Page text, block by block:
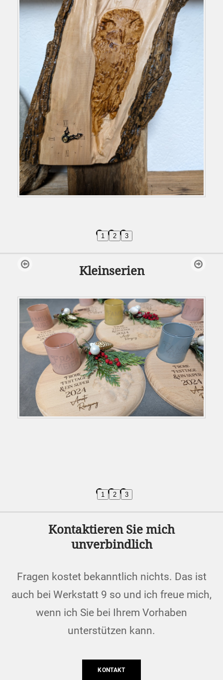
1 2 3
Kleinserien
1 2 3
Kontaktieren Sie mich
unverbindlich
Fragen kostet bekanntlich nichts. Das ist
auch bei Werkstatt 9 so und ich freue mich,
wenn ich Sie bei Ihrem Vorhaben
unterstützen kann.
KONTAKT